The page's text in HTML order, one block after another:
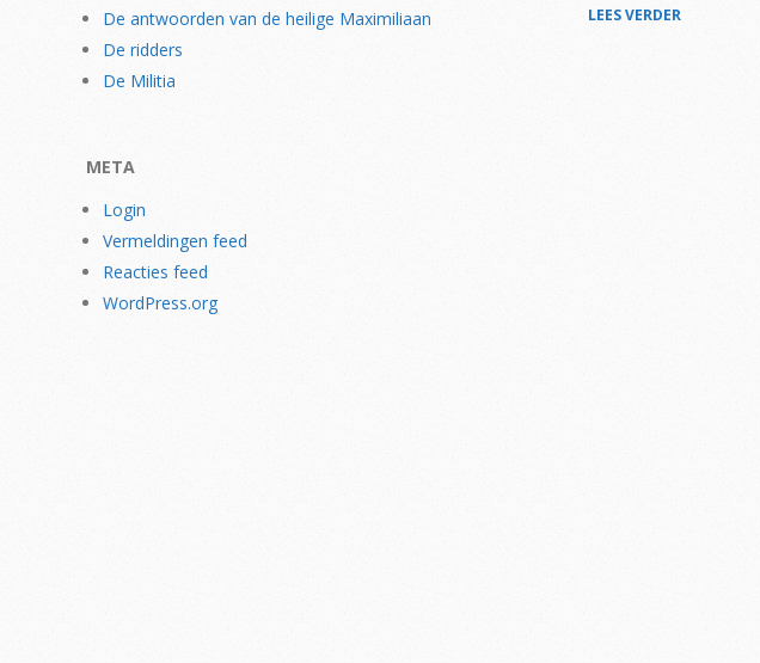
LEES VERDER
De antwoorden van de heilige Maximiliaan
De ridders
De Militia
META
Login
Vermeldingen feed
Reacties feed
WordPress.org